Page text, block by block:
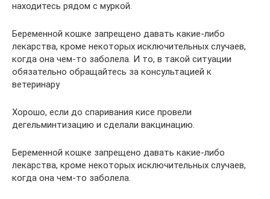
находитесь рядом с муркой.
Беременной кошке запрещено давать какие-либо
лекарства, кроме некоторых исключительных случаев,
когда она чем-то заболела. И то, в такой ситуации
обязательно обращайтесь за консультацией к
ветеринару
Хорошо, если до спаривания кисе провели
дегельминтизацию и сделали вакцинацию.
Беременной кошке запрещено давать какие-либо
лекарства, кроме некоторых исключительных случаев,
когда она чем-то заболела.